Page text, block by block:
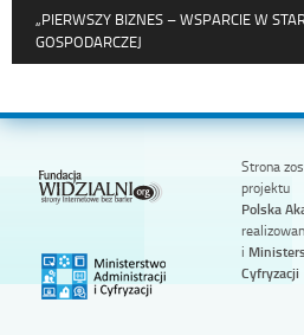
„PIERWSZY BIZNES – WSPARCIE W
GOSPODARCZEJ
Strona
projektu
Polska
i
Cyfryzacji